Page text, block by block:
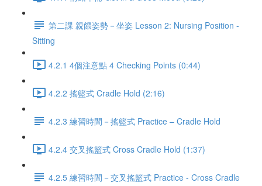
第二課 親餵姿勢－坐姿 Lesson 2: Nursing Position -
Sitting
4.2.1 4個注意點 4 Checking Points (0:44)
4.2.2 搖籃式 Cradle Hold (2:16)
4.2.3 練習時間－搖籃式 Practice – Cradle Hold
4.2.4 交叉搖籃式 Cross Cradle Hold (1:37)
4.2.5 練習時間－交叉搖籃式 Practice - Cross Cradle